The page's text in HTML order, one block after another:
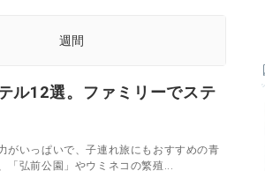
週間
ル12選。ファミリーでステ
がいっぱいで、子連れ旅にもおすすめの青
「弘前公園」やウミネコの繁殖...